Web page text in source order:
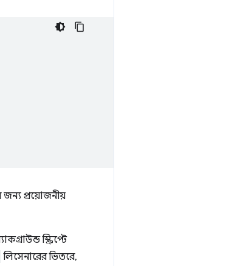
জন্য প্রয়োজনীয়
স্ক্রিপ্টে
লিসেনারের ভিতরে,